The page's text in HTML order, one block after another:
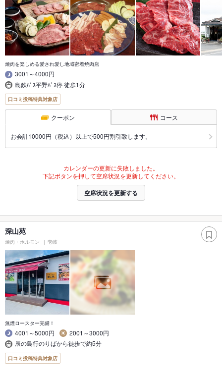
焼肉を楽しめる愛され愛し地域密着焼肉店
3001～4000円
島鉄ﾊﾞｽ平野ﾊﾞｽ停 徒歩1分
口コミ投稿特典対象店
クーポン コース
お会計10000円（税込）以上で500円割引致します。
カレンダーの更新に失敗しました。
下記ボタンを押して空席状況を更新してください。
空席状況を更新する
深山苑
焼肉・ホルモン 壱岐
無煙ロースター完備！
4001～5000円
2001～3000円
辰の島行のりばから徒歩で約5分
口コミ投稿特典対象店